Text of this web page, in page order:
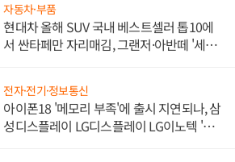
자동차·부품
현대차 올해 SUV 국내 베스트셀러 톱10에
서 싼타페만 자리매김, 그랜저·아반떼 '세단
전자·전기·정보통신
아이폰18 '메모리 부족'에 출시 지연되나, 삼
성디스플레이 LG디스플레이 LG이노텍 '탈